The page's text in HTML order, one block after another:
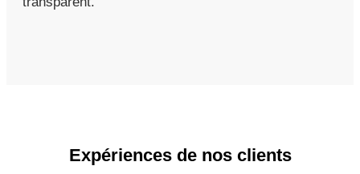
Expériences de nos clients